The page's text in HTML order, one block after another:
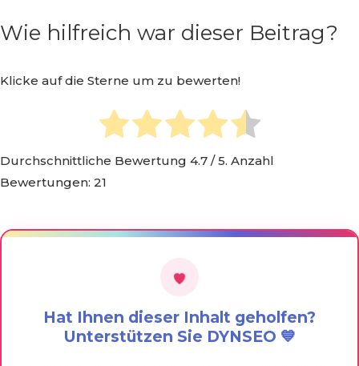
Wie hilfreich war dieser Beitrag?
Klicke auf die Sterne um zu bewerten!
Durchschnittliche Bewertung 4.7 / 5. Anzahl
Bewertungen: 21
Hat Ihnen dieser Inhalt geholfen?
Unterstützen Sie DYNSEO 💙